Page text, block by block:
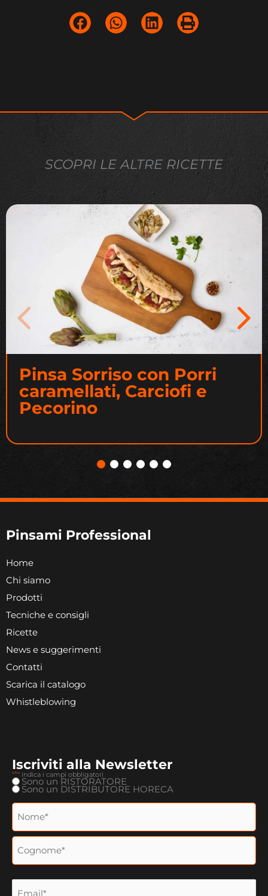
SCOPRI LE ALTRE RICETTE
Pinsa Sorriso con Porri
caramellati, Carciofi e
Pecorino
Pinsami Professional
Home
Chi siamo
Prodotti
Tecniche e consigli
Ricette
News e suggerimenti
Contatti
Scarica il catalogo
Whistleblowing
Iscriviti alla Newsletter
"*" indica i campi obbligatori
Tipologia
* Sono un RISTORATORE
Sono un DISTRIBUTORE HORECA
Nome
cognome
Nome
Cognome
Email